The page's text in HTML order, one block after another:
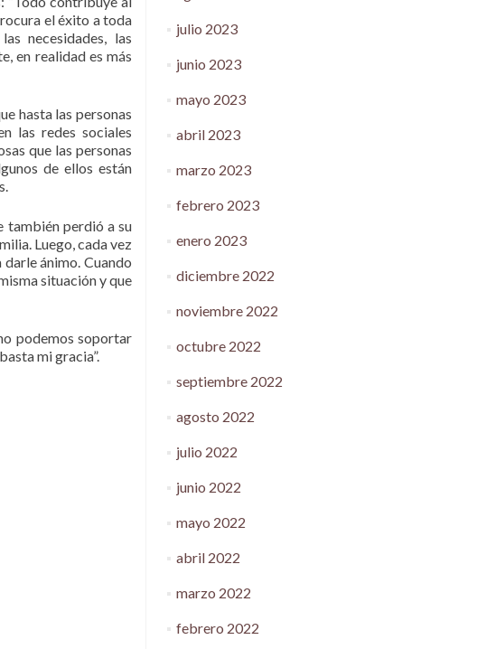
el éxito a toda
necesidades, las
en realidad es más
hasta las personas
las redes sociales
que las personas
de ellos están
también perdió a su
Luego, cada vez
ánimo. Cuando
situación y que
podemos soportar
mi gracia”.
julio 2023
junio 2023
mayo 2023
abril 2023
marzo 2023
febrero 2023
enero 2023
diciembre 2022
noviembre 2022
octubre 2022
septiembre 2022
agosto 2022
julio 2022
junio 2022
mayo 2022
abril 2022
marzo 2022
febrero 2022